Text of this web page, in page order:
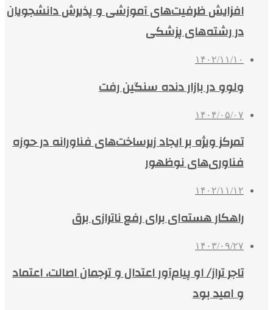
افزایش ظرفیت‌های آموزشی و پذیرش دانشجویان
در رشته‌های پزشکی
۱۴۰۲/۱۱/۱۰
ولوو در بازار دنده سنگین رفت
۱۴۰۴/۰۵/۰۷
تمرکز ویژه بر ایجاد زیرساخت‌های فناورانه در حوزه
فناوری‌های نوظهور
۱۴۰۲/۱۱/۱۲
راهکار هسته‌ای برای رفع ناترازی برق
۱۴۰۳/۰۹/۲۷
تاجر تراز/ او پیام‌آور اعتدال و ترجمان اصالت، اعتماد
و امید بود